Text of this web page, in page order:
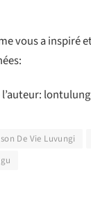
vous a inspiré
l’auteur:
De Vie Luvungi